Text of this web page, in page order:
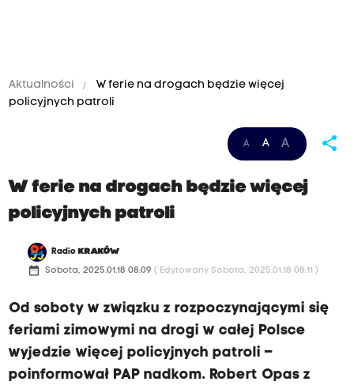
Aktualności
W ferie na drogach będzie więcej
policyjnych patroli
A A A share
W ferie na drogach będzie więcej
policyjnych patroli
Radio KRAKÓW
date_range Sobota, 2025.01.18 08:09 ( Edytowany Sobota, 2025.01.18 08:11 )
Od soboty w związku z rozpoczynającymi się
feriami zimowymi na drogi w całej Polsce
wyjedzie więcej policyjnych patroli –
poinformował PAP nadkom. Robert Opas z